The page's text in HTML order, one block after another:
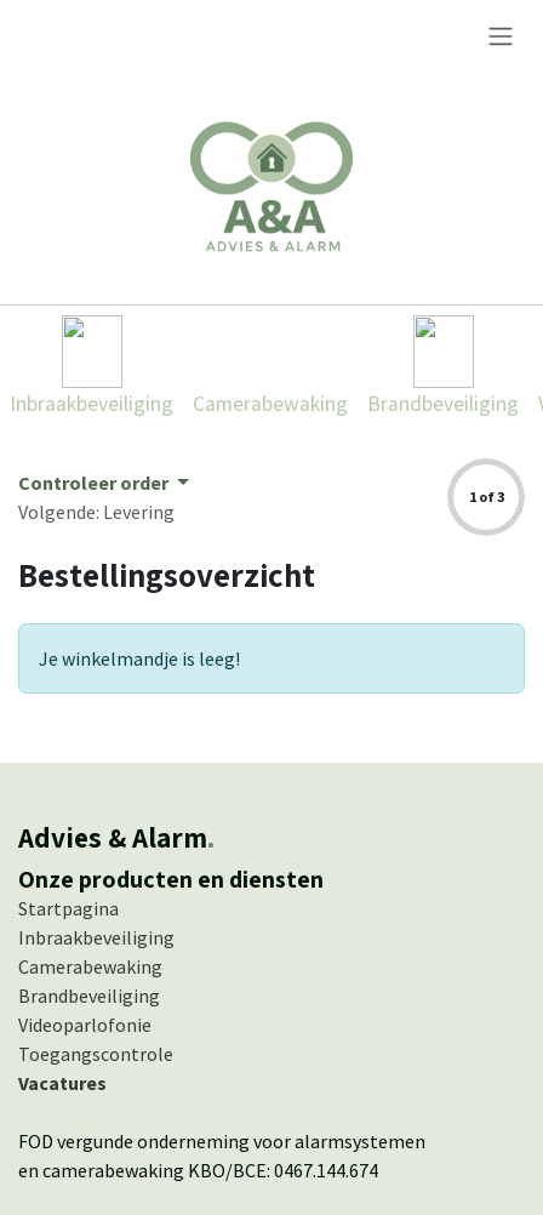
Inbraakbeveiliging Camerabewaking Brandbeveiliging
Controleer order
Volgende: Levering
1 of 3
Bestellingsoverzicht
Je winkelmandje is leeg!
Advies & Alarm.
Onze producten en diensten
Startpagina
Inbraakbeveiliging
Camerabewaking
Brandbeveiliging
Videoparlofonie
Toegangscontrole
Vacatures
FOD vergunde onderneming voor alarmsystemen
en camerabewaking KBO/BCE: 0467.144.674